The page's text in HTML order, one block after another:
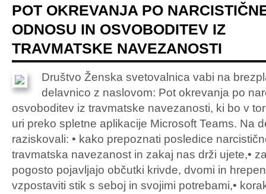
POT OKREVANJA PO
ODNOSU IN OSVOBODITEV IZ
TRAVMATSKE NAVEZANOSTI
Društvo Ženska svetovalnica vabi na
delavnico z naslovom: Pot okrevanja po
osvoboditev iz travmatske navezanosti, ki bo v
uri preko spletne aplikacije Microsoft Teams. Na
raziskovali: • kako prepoznati posledice
travmatska navezanost in zakaj nas drži ujete,•
pogosto pojavljajo občutki krivde, dvomi in
vzpostaviti stik s seboj in svojimi potrebami,•